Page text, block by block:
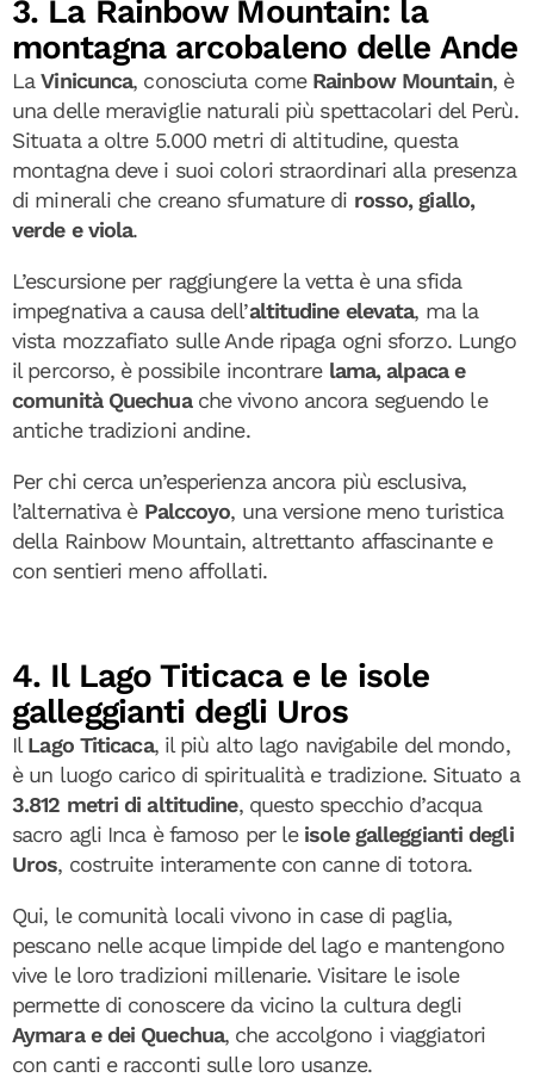
3. La Rainbow Mountain: la
montagna arcobaleno delle Ande
LaVinicunca, conosciuta come Rainbow Mountain, è
una delle meraviglie naturali più spettacolari del Perù.
Situata a oltre 5.000 metri di altitudine, questa
montagna deve i suoi colori straordinari alla presenza
di minerali che creano sfumature di rosso, giallo,
verde e viola.
L’escursione per raggiungere la vetta è una sfida
impegnativa a causa dell’altitudine elevata, ma la
vista mozzafiato sulle Ande ripaga ogni sforzo. Lungo
il percorso, è possibile incontrare lama, alpaca e
comunità Quechuache vivono ancora seguendo le
antiche tradizioni andine.
Per chi cerca un’esperienza ancora più esclusiva,
l’alternativa è Palccoyo, una versione meno turistica
della Rainbow Mountain, altrettanto affascinante e
con sentieri meno affollati.
4. Il Lago Titicaca e le isole
galleggianti degli Uros
Il Lago Titicaca, il più alto lago navigabile del mondo,
è un luogo carico di spiritualità e tradizione. Situato a
3.812 metri di altitudine, questo specchio d’acqua
sacro agli Inca è famoso per le isole galleggianti degli
Uros, costruite interamente con canne di totora.
Qui, le comunità locali vivono in case di paglia,
pescano nelle acque limpide del lago e mantengono
vive le loro tradizioni millenarie. Visitare le isole
permette di conoscere da vicino la cultura degli
Aymara e dei Quechua, che accolgono i viaggiatori
con canti e racconti sulle loro usanze.